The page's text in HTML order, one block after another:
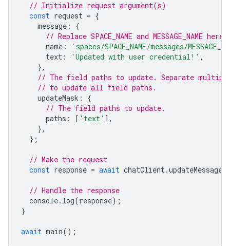
// Initialize request argument(s)
const request = {
message :
{
// Replace SPACE_NAME and MESSAGE_NAME here
name :
'spaces/SPACE_NAME/messages/
text : 'Updated with user credential!' ,
},
// The field paths to update. Separate
// to update all field paths.
updateMask :
{
// The field paths to update.
paths : [ 'text' ],
},
};
// Make the request
const response = await chatClient.updateMessage
// Handle the response
console. log(response);
}
await main();